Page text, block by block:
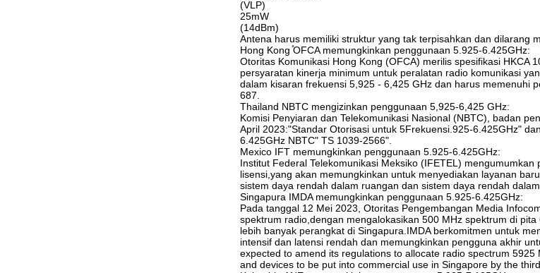
(VLP)
25mW
(14dBm)
Antena harus memiliki struktur yang tak terpisahkan dan dilarang
Hong Kong ̊OFCA memungkinkan penggunaan 5.925-6.425GHz:
Otoritas Komunikasi Hong Kong (OFCA) merilis spesifikasi HKCA
persyaratan kinerja minimum untuk peralatan radio komunikasi
dalam kisaran frekuensi 5,925 - 6,425 GHz dan harus memenuhi
687.
Thailand NBTC mengizinkan penggunaan 5,925-6,425 GHz:
Komisi Penyiaran dan Telekomunikasi Nasional (NBTC), badan
April 2023:"Standar Otorisasi untuk 5Frekuensi.925-6.425GHz"
6.425GHz NBTC" TS 1039-2566".
Mexico IFT memungkinkan penggunaan 5.925-6.425GHz:
Institut Federal Telekomunikasi Meksiko (IFETEL)
lisensi,yang akan memungkinkan untuk menyediakan layanan
sistem daya rendah dalam ruangan dan sistem daya rendah
Singapura IMDA memungkinkan penggunaan 5.925-6.425GHz:
Pada tanggal 12 Mei 2023, Otoritas Pengembangan Media
spektrum radio,dengan mengalokasikan 500 MHz spektrum di
lebih banyak perangkat di Singapura.IMDA berkomitmen untuk
intensif dan latensi rendah dan memungkinkan pengguna akhir
expected to amend its regulations to allocate radio spectrum
and devices to be put into commercial use in Singapore by the